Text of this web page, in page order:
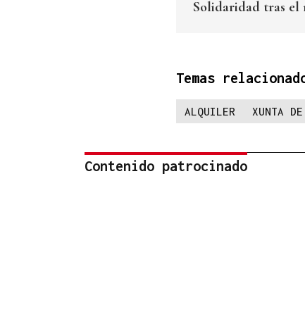
Solidaridad tras
Temas
ALQUILER XUNTA
Contenido patrocinado